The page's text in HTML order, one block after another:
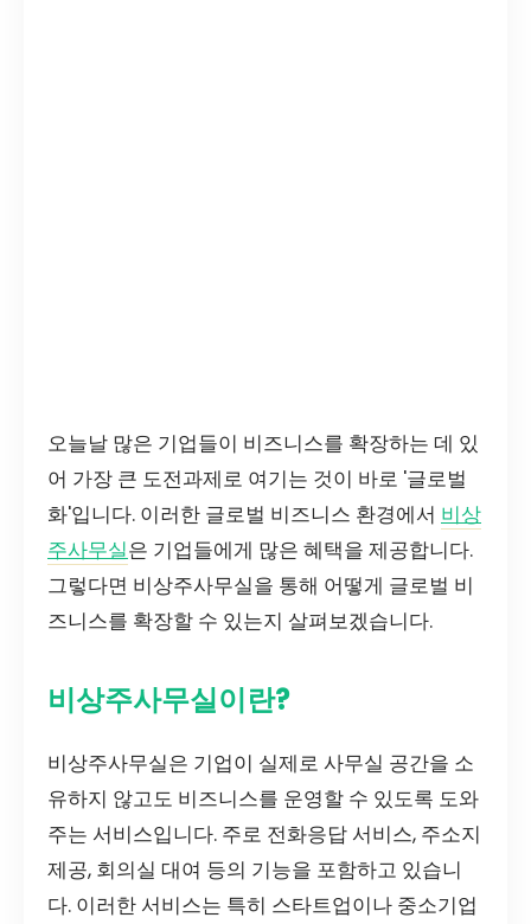
오늘날 많은 기업들이 비즈니스를 확장하는 데 있
어 가장 큰 도전과제로 여기는 것이 바로 '글로벌
화'입니다. 이러한 글로벌 비즈니스 환경에서 비상
주사무실은 기업들에게 많은 혜택을 제공합니다.
그렇다면 비상주사무실을 통해 어떻게 글로벌 비
즈니스를 확장할 수 있는지 살펴보겠습니다.
비상주사무실이란?
비상주사무실은 기업이 실제로 사무실 공간을 소
유하지 않고도 비즈니스를 운영할 수 있도록 도와
주는 서비스입니다. 주로 전화응답 서비스, 주소지
제공, 회의실 대여 등의 기능을 포함하고 있습니
다. 이러한 서비스는 특히 스타트업이나 중소기업